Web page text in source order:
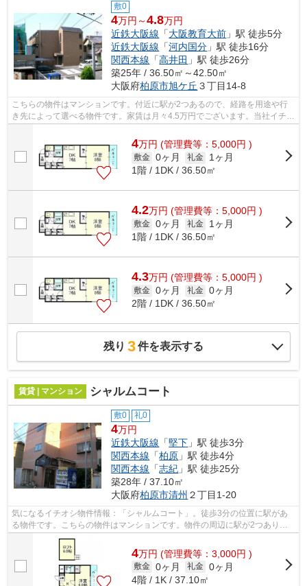
敷0
4万円～4.8万円
近鉄大阪線 「大阪教育大前 」駅 徒歩5分
近鉄大阪線 「河内国分 」駅 徒歩16分
関西本線 「高井田 」駅 徒歩26分
築25年 / 36.50㎡～42.50㎡
大阪府柏原市旭ケ丘 ３丁目14-8
こちらの物件はマンションです。付近に駅が2つあるので、経路を用途や行
き先によって選べる物件です。家賃は月々4.5万円でございます。当社イチオ
シの物件の「ニドムコート」。ぜひ一...
4万円 (管理費等：5,000円 )
敷金 0ヶ月 礼金
1ヶ月
1階 / 1DK / 36.50㎡
4.2万円 (管理費等：5,000円 )
敷金 0ヶ月 礼金
1ヶ月
1階 / 1DK / 36.50㎡
4.3万円 (管理費等：5,000円 )
敷金 0ヶ月 礼金 0ヶ月
2階 / 1DK / 36.50㎡
残り 3件を表示する
賃貸 | マンション シャルムコート
敷0 礼0
4万円
近鉄大阪線 「堅下 」駅 徒歩3分
関西本線 「柏原 」駅 徒歩4分
関西本線 「志紀 」駅 徒歩25分
築28年 / 37.10㎡
大阪府柏原市清州 ２丁目1-20
気になるイチオシ物件情報：「シャルムコート」。徒歩3分の位置に駅があ
る物件です。こちらの物件はマンションです。物件の周辺に駅が2つあり、
よく電車を利用する方にピッタリです。...
4万円 (管理費等：3,000円 )
敷金 0ヶ月 礼金 0ヶ月
4階 / 1K / 37.10㎡